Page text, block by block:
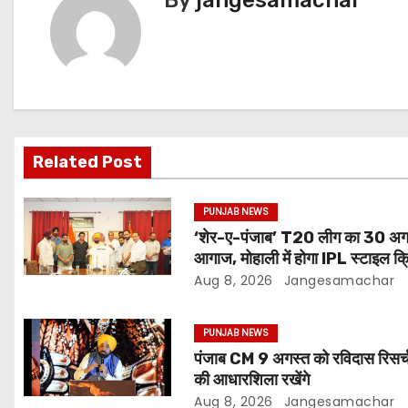
Related Post
PUNJAB NEWS
‘शेर-ए-पंजाब’ T20 लीग का 30
आगाज, मोहाली में होगा IPL स्टाइल
का रोमांच
Aug 8, 2026 Jangesamachar
PUNJAB NEWS
पंजाब CM 9 अगस्त को रविदास
की आधारशिला रखेंगे
Aug 8, 2026 Jangesamachar